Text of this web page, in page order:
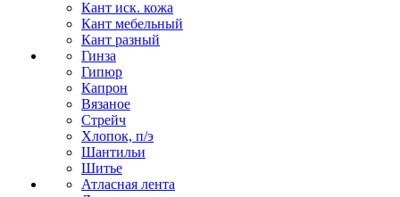
Кант иск. кожа
Кант мебельный
Кант разный
Гинза
Гипюр
Капрон
Вязаное
Стрейч
Хлопок, п/э
Шантильи
Шитье
Атласная лента